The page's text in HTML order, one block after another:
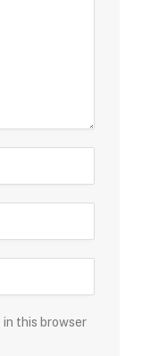
in this browser